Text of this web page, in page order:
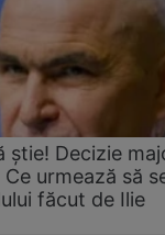
știe! Decizie
urmează să
făcut de Ilie